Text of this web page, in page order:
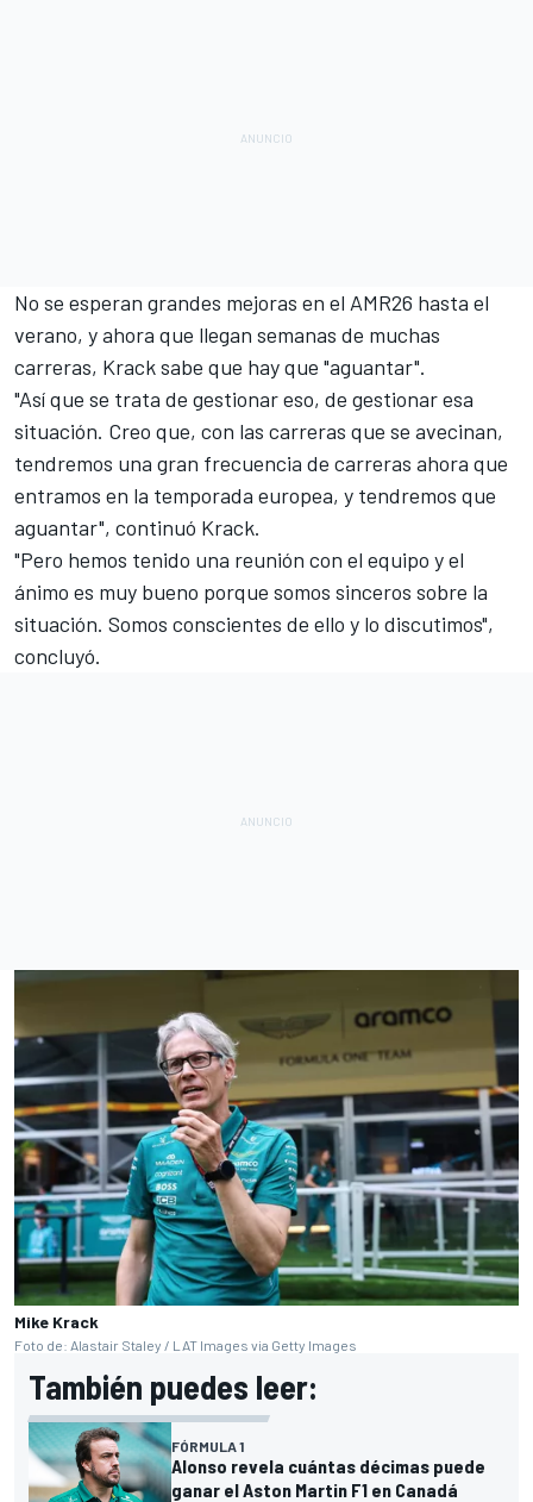
No se esperan grandes mejoras en el AMR26 hasta el
verano, y ahora que llegan semanas de muchas
carreras, Krack sabe que hay que "aguantar".
"Así que se trata de gestionar eso, de gestionar esa
situación. Creo que, con las carreras que se avecinan,
tendremos una gran frecuencia de carreras ahora que
entramos en la temporada europea, y tendremos que
aguantar", continuó Krack.
"Pero hemos tenido una reunión con el equipo y el
ánimo es muy bueno porque somos sinceros sobre la
situación. Somos conscientes de ello y lo discutimos",
concluyó.
Mike Krack
Foto de: Alastair Staley / LAT Images via Getty Images
También puedes leer:
FÓRMULA 1
Alonso revela cuántas décimas puede
ganar el Aston Martin F1 en Canadá